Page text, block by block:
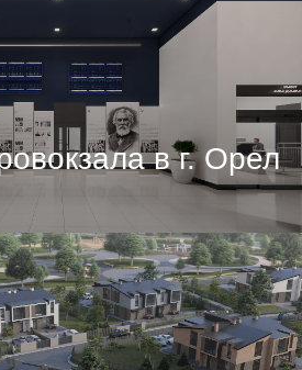
в г. Орел